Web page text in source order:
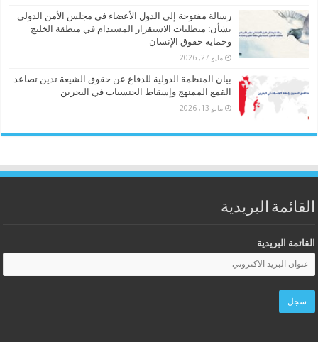
رسالة مفتوحة إلى الدول الأعضاء في مجلس الأمن الدولي
بشأن: متطلبات الاستقرار المستدام في منطقة الخليج
وحماية حقوق الإنسان
مايو 27, 2026
بيان المنظمة الدولية للدفاع عن حقوق الشيعة تدين تصاعد
القمع الممنهج وإسقاط الجنسيات في البحرين
مايو 13, 2026
القائمة البريدية
القائمة البريدية